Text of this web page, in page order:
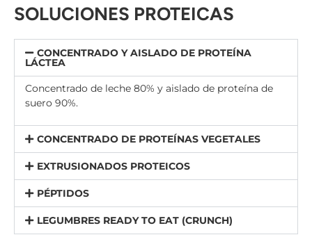
SOLUCIONES PROTEICAS
CONCENTRADO Y AISLADO DE PROTEÍNA
LÁCTEA
Concentrado de leche 80% y aislado de proteína de
suero 90%.
CONCENTRADO DE PROTEÍNAS VEGETALES
EXTRUSIONADOS PROTEICOS
PÉPTIDOS
LEGUMBRES READY TO EAT (CRUNCH)